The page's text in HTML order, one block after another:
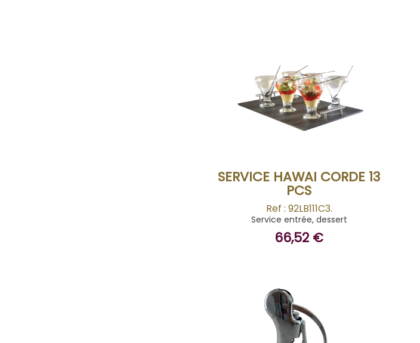
BUY
SERVICE HAWAI CORDE 13
PCS
Ref : 92LB111C3.
Service entrée, dessert
66,52 €